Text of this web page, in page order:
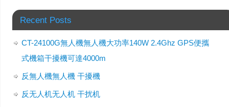
Recent Posts
CT-24100G無人機無人機大功率140W 2.4Ghz GPS便攜
式機箱干擾機可達4000m
反無人機無人機 干擾機
反无人机无人机 干扰机